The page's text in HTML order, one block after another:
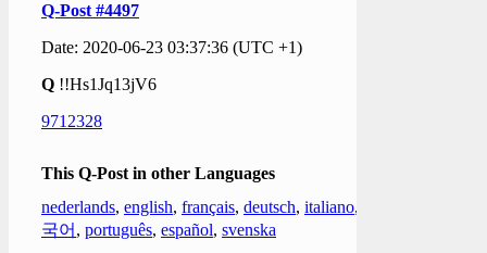
Q-Post #4497
Date: 2020-06-23 03:37:36 (UTC +1)
Q !!Hs1Jq13jV6
9712328
This Q-Post in other Languages
nederlands, english, français, deutsch, italiano,
국어 , português, español, svenska